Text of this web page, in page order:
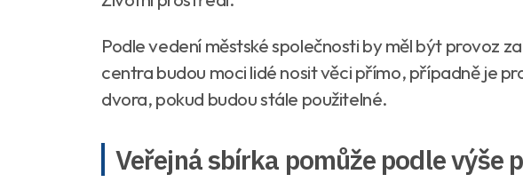
Podle vedení městské společnosti by měl být provoz
centra budou moci lidé nosit věci přímo, případně je
dvora, pokud budou stále použitelné.
Veřejná sbírka pomůže podle výše